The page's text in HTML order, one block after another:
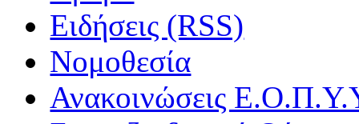
Ειδήσεις (RSS)
Νομοθεσία
Ανακοινώσεις